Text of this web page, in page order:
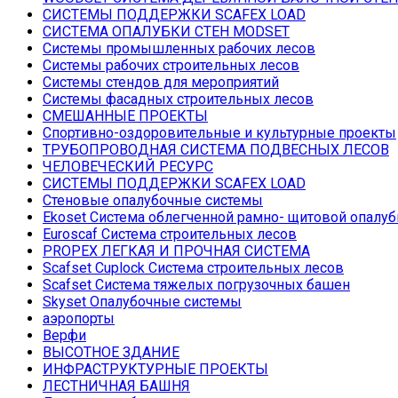
СИСТЕМЫ ПОДДЕРЖКИ SCAFEX LOAD
СИСТЕМА ОПАЛУБКИ СТЕН MODSET
Системы промышленных рабочих лесов
Системы рабочих строительных лесов
Системы стендов для мероприятий
Системы фасадных строительных лесов
СМЕШАННЫЕ ПРОЕКТЫ
Спортивно-оздоровительные и культурные проекты
ТРУБОПРОВОДНАЯ СИСТЕМА ПОДВЕСНЫХ ЛЕСОВ
ЧЕЛОВЕЧЕСКИЙ РЕСУРС
СИСТЕМЫ ПОДДЕРЖКИ SCAFEX LOAD
Стеновые опалубочные системы
Ekoset Система облегченной рамно- щитовой
Euroscaf Система строительных лесов
PROPEX ЛЕГКАЯ И ПРОЧНАЯ СИСТЕМА
Scafset Cuplock Система строительных лесов
Scafset Система тяжелых погрузочных башен
Skyset Опалубочные системы
аэропорты
Верфи
ВЫСОТНОЕ ЗДАНИЕ
ИНФРАСТРУКТУРНЫЕ ПРОЕКТЫ
ЛЕСТНИЧНАЯ БАШНЯ